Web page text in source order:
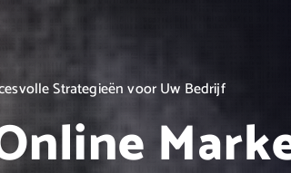
Strategieën voor Uw Bedrijf